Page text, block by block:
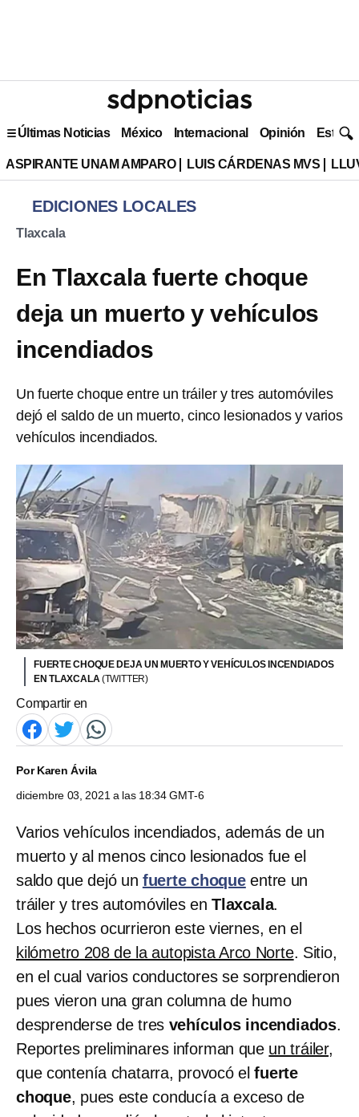
Últimas Noticias México Internacional Opinión Estilo
ASPIRANTE UNAM AMPARO LUIS CÁRDENAS MVS
EDICIONES LOCALES
Tlaxcala
En Tlaxcala fuerte choque
deja un muerto y vehículos
incendiados
Un fuerte choque entre un tráiler y tres automóviles
dejó el saldo de un muerto, cinco lesionados y varios
vehículos incendiados.
FUERTE CHOQUE DEJA UN MUERTO Y VEHÍCULOS INCENDIADOS
EN TLAXCALA(TWITTER)
Compartir en
PorKaren Ávila
diciembre 03, 2021 a las 18:34 GMT-6
Varios vehículos incendiados, además de un
muerto y al menos cinco lesionados fue el
saldo que dejó un fuerte choqueentre un
tráiler y tres automóviles enTlaxcala.
Los hechos ocurrieron este viernes, en el
kilómetro 208 de la autopista Arco Norte. Sitio,
en el cual varios conductores se sorprendieron
pues vieron una gran columna de humo
desprenderse de tres vehículos incendiados.
Reportes preliminares informan que un tráiler,
que contenía chatarra, provocó elfuerte
choque, pues este conducía a exceso de